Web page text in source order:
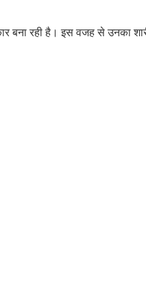
बना रही है। इस वजह से उनका